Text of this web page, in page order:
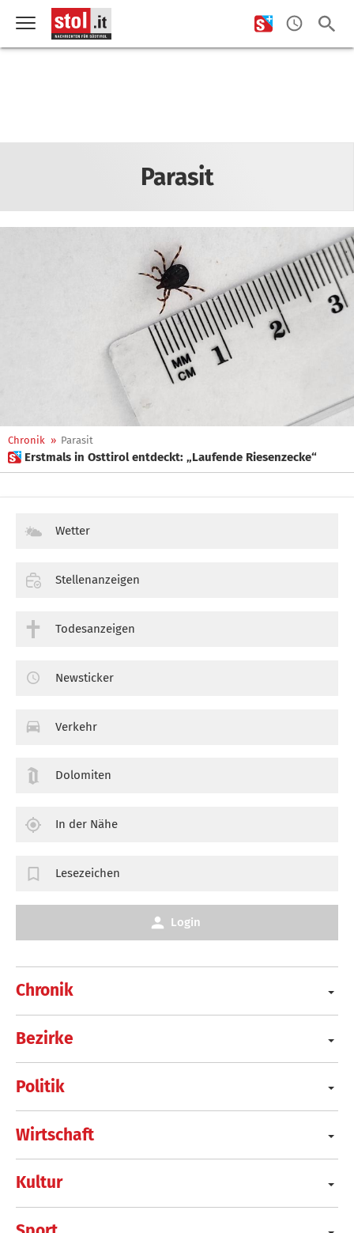
Parasit
Chronik » Parasit
 Erstmals in Osttirol entdeckt: „Laufende Riesenzecke“
Chronik
Bezirke
Politik
Wirtschaft
Kultur
Wetter
Stellenanzeigen
Todesanzeigen
Newsticker
Verkehr
Dolomiten
In der Nähe
Lesezeichen
Login